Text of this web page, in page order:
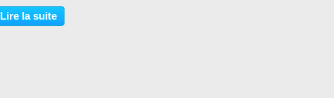
Lire la suite